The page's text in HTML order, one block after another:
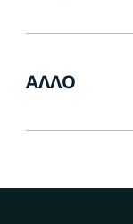
ΆΛΛΟ